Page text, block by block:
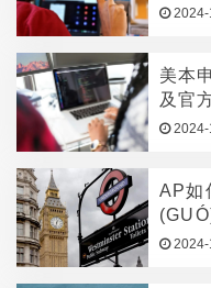
什么
2024-
美本
及官
2024-
AP如
本？
2024-